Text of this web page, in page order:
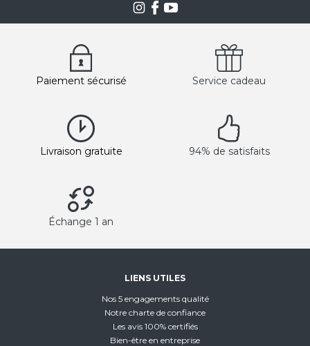
Paiement sécurisé Service cadeau
Livraison gratuite 94% de satisfaits
Échange 1 an
LIENS UTILES
Nos 5 engagements qualité
Notre charte de confiance
Les avis 100% certifiés
Bien-être en entreprise